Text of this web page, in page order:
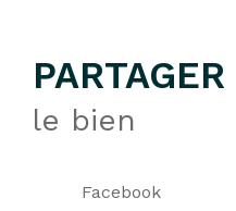
PARTAGER
le bien
Facebook